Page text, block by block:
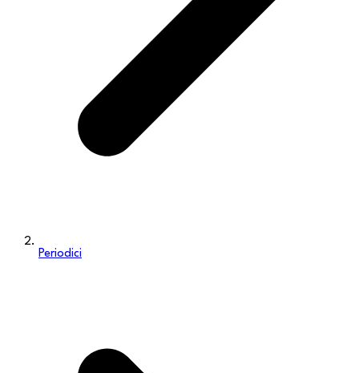
Periodici